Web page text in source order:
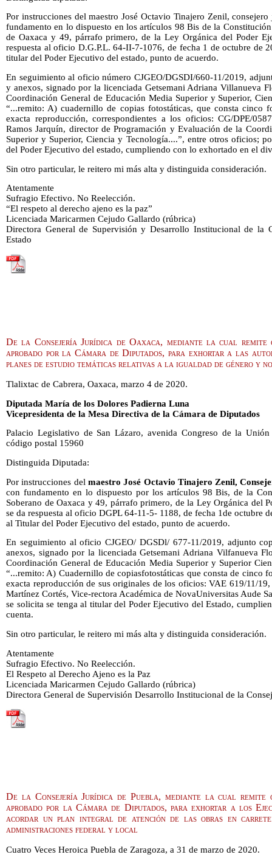
Por instrucciones del maestro José Octavio Tinajero Zenil,
fundamento en lo dispuesto en los artículos 98 Bis de la
de Oaxaca y 49, párrafo primero, de la Ley Orgánica del Poder
respuesta al oficio D.G.P.L. 64-II-7-1076, de fecha 1 de octubre de
titular del Poder Ejecutivo del estado, punto de acuerdo.
En seguimiento al oficio número CJGEO/DGSDI/660-11/2019,
y anexos, signado por la licenciada Getsemani Adriana Villanueva
Coordinación General de Educación Media Superior y Superior,
“...remito: A) cuadernillo de copias fotostáticas, que consta cinco
exacta reproducción, correspondientes a los oficios: CG/DPE/
Ramos Jarquín, director de Programación y Evaluación de la
Superior y Superior, Ciencia y Tecnología....”, entre otros oficios;
del Poder Ejecutivo del estado, cumpliendo con lo exhortado en el
Sin otro particular, le reitero mi más alta y distinguida consideración.
Atentamente
Sufragio Efectivo. No Reelección.
“El respeto al derecho ajeno es la paz”
Licenciada Maricarmen Cejudo Gallardo (rúbrica)
Directora General de Supervisión y Desarrollo Institucional de la
Estado
De la Consejería Jurídica de Oaxaca, mediante la cual remite
aprobado por la Cámara de Diputados, para exhortar a las
planes de estudio temáticas relativas a la igualdad de género y
Tlalixtac de Cabrera, Oaxaca, marzo 4 de 2020.
Diputada María de los Dolores Padierna Luna
Vicepresidenta de la Mesa Directiva de la Cámara de Diputados
Palacio Legislativo de San Lázaro, avenida Congreso de la
código postal 15960
Distinguida Diputada:
Por instrucciones del maestro José Octavio Tinajero Zenil,
con fundamento en lo dispuesto por los artículos 98 Bis, de la
Soberano de Oaxaca y 49, párrafo primero, de la Ley Orgánica del
se da respuesta al oficio DGPL 64-11-5- 1188, de fecha 1de octubre
al Titular del Poder Ejecutivo del estado, punto de acuerdo.
En seguimiento al oficio CJGEO/ DGSDl/ 677-11/2019, adjunto
anexos, signado por la licenciada Getsemani Adriana Vilfanueva
Coordinación General de Educación Media Superior y Superior
“...remito: A) Cuadernillo de copiasfotostáticas que consta de cinco
exacta reproducción de sus originales de los oficios: VAE 619/11/
Martínez Cortés, Vice-rectora Académica de NovaUniversitas Aude
se solicita se tenga al titular del Poder Ejecutivo del Estado,
cuenta.
Sin otro particular, le reitero mi más alta y distinguida consideración.
Atentamente
Sufragio Efectivo. No Reelección.
El Respeto al Derecho Ajeno es la Paz
Licenciada Maricarmen Cejudo Gallardo (rúbrica)
Directora General de Supervisión Desarrollo Institucional de la
De la Consejería Jurídica de Puebla, mediante la cual remite
aprobado por la Cámara de Diputados, para exhortar a los
acordar un plan integral de atención de las obras en
administraciones federal y local
Cuatro Veces Heroica Puebla de Zaragoza, a 31 de marzo de 2020.